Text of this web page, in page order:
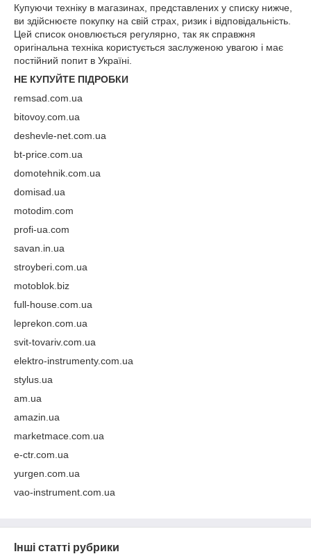
Купуючи техніку в магазинах, представлених у списку нижче,
ви здійснюєте покупку на свій страх, ризик і відповідальність.
Цей список оновлюється регулярно, так як справжня
оригінальна техніка користується заслуженою увагою і має
постійний попит в Україні.
НЕ КУПУЙТЕ ПІДРОБКИ
remsad.com.ua
bitovoy.com.ua
deshevle-net.com.ua
bt-price.com.ua
domotehnik.com.ua
domisad.ua
motodim.com
profi-ua.com
savan.in.ua
stroyberi.com.ua
motoblok.biz
full-house.com.ua
leprekon.com.ua
svit-tovariv.com.ua
elektro-instrumenty.com.ua
stylus.ua
am.ua
amazin.ua
marketmace.com.ua
e-ctr.com.ua
yurgen.com.ua
vao-instrument.com.ua
Інші статті рубрики